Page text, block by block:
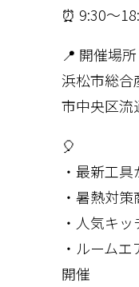
⏰ 9:30～
📍 開催場所
浜松市総
市中央区流
🎈
・最新工
・暑熱対
・人気キ
・ルーム
開催